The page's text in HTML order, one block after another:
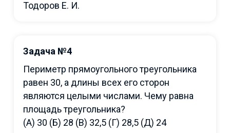
Тодоров Е. И.
Задача №4
Периметр прямоугольного треугольника
равен 30, а длины всех его сторон
являются целыми числами. Чему равна
площадь треугольника?
(А) 30 (Б) 28 (В) 32,5 (Г) 28,5 (Д) 24